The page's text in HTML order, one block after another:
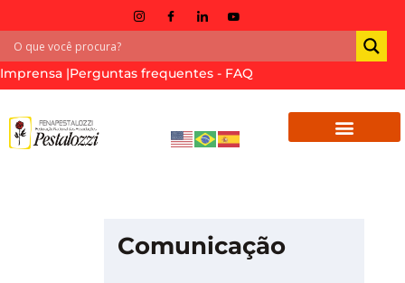
Imprensa |Perguntas frequentes - FAQ
Comunicação